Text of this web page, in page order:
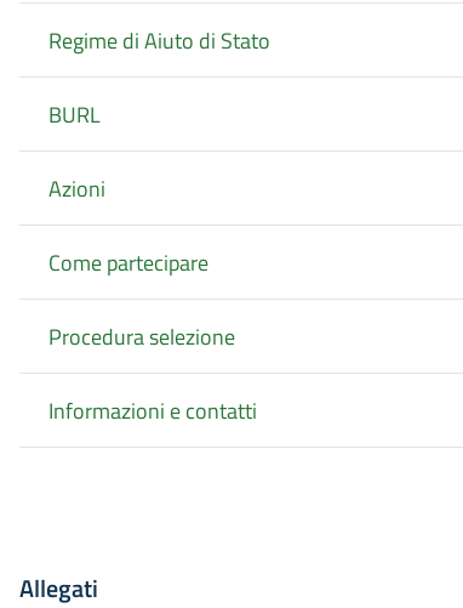
Regime di Aiuto di Stato
BURL
Azioni
Come partecipare
Procedura selezione
Informazioni e contatti
Allegati